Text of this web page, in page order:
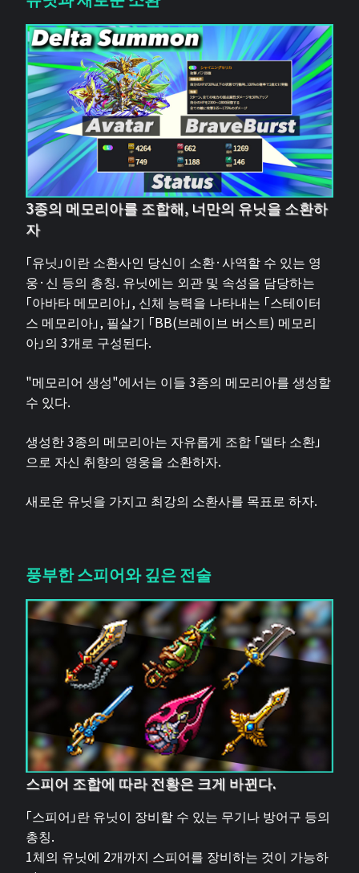
3종의 메모리아를 조합해, 너만의 유닛을 소환하
자
「유닛」이란 소환사인 당신이 소환·사역할 수 있는 영
웅·신 등의 총칭. 유닛에는 외관 및 속성을 담당하는
「아바타 메모리아」, 신체 능력을 나타내는 「스테이터
스 메모리아」, 필살기 「BB(브레이브 버스트) 메모리
아」의 3개로 구성된다.
"메모리어 생성"에서는 이들 3종의 메모리아를 생성할
수 있다.
생성한 3종의 메모리아는 자유롭게 조합 「델타 소환」
으로 자신 취향의 영웅을 소환하자.
새로운 유닛을 가지고 최강의 소환사를 목표로 하자.
풍부한 스피어와 깊은 전술
스피어 조합에 따라 전황은 크게 바뀐다.
「스피어」란 유닛이 장비할 수 있는 무기나 방어구 등의
총칭.
1체의 유닛에 2개까지 스피어를 장비하는 것이 가능하